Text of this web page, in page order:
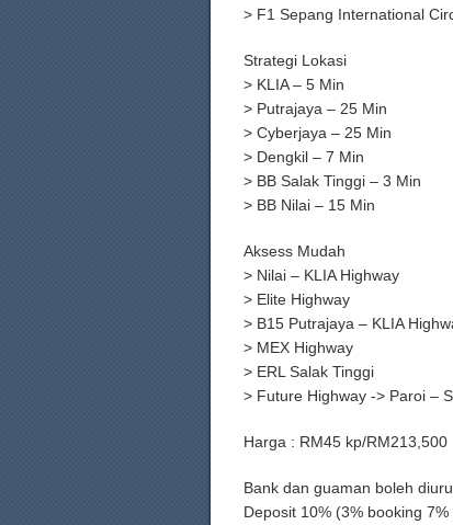
> F1 Sepang International
Strategi Lokasi
> KLIA – 5 Min
> Putrajaya – 25 Min
> Cyberjaya – 25 Min
> Dengkil – 7 Min
> BB Salak Tinggi – 3 Min
> BB Nilai – 15 Min
Aksess Mudah
> Nilai – KLIA Highway
> Elite Highway
> B15 Putrajaya – KLIA
> MEX Highway
> ERL Salak Tinggi
> Future Highway -> Paroi –
Harga : RM45 kp/RM213,500
Bank dan guaman boleh
Deposit 10% (3% booking